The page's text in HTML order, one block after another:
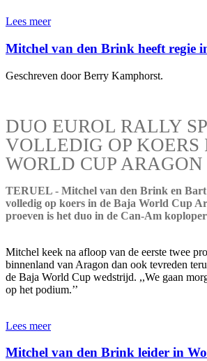
Lees meer
Mitchel van den Brink heeft regie
Geschreven door Berry Kamphorst.
DUO EUROL RALLY
VOLLEDIG OP KOERS
WORLD CUP ARAGON
TERUEL - Mitchel van den Brink en Bart
volledig op koers in de Baja World Cup
proeven is het duo in de Can-Am
Mitchel keek na afloop van de eerste twee
binnenland van Aragon dan ook tevreden
de Baja World Cup wedstrijd. ,,We gaan
op het podium.’’
Lees meer
Mitchel van den Brink leider in